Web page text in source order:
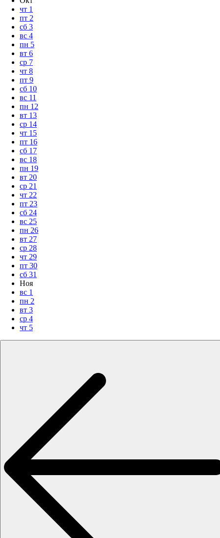
чт 1
пт 2
сб 3
вс 4
пн 5
вт 6
ср 7
чт 8
пт 9
сб 10
вс 11
пн 12
вт 13
ср 14
чт 15
пт 16
сб 17
вс 18
пн 19
вт 20
ср 21
чт 22
пт 23
сб 24
вс 25
пн 26
вт 27
ср 28
чт 29
пт 30
сб 31
Ноя
вс 1
пн 2
вт 3
ср 4
чт 5